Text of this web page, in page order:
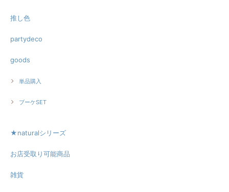
推し色
partydeco
goods
単品購入
ブーケSET
★naturalシリーズ
お店受取り可能商品
雑貨